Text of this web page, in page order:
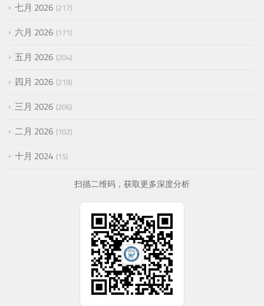
七月 2026 217
六月 2026 171
五月 2026 204
四月 2026 219
三月 2026 206
二月 2026 102
十月 2024 15
扫描二维码，获取更多深度分析